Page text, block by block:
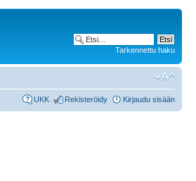
Tarkennettu haku
UKK Rekisteröidy Kirjaudu sisään